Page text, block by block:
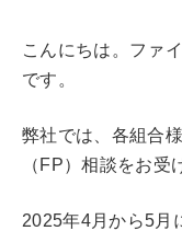
こんにちは。ファ
です。
弊社では、各組合
（FP）相談をお受
2025年4月から5月